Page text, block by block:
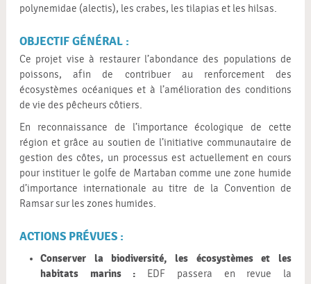
polynemidae (alectis), les crabes, les tilapias et les hilsas.
OBJECTIF GÉNÉRAL :
Ce projet vise à restaurer l’abondance des populations de
poissons, afin de contribuer au renforcement des
écosystèmes océaniques et à l’amélioration des conditions
de vie des pêcheurs côtiers.
En reconnaissance de l’importance écologique de cette
région et grâce au soutien de l’initiative communautaire de
gestion des côtes, un processus est actuellement en cours
pour instituer le golfe de Martaban comme une zone humide
d’importance internationale au titre de la Convention de
Ramsar sur les zones humides.
ACTIONS PRÉVUES :
Conserver la biodiversité, les écosystèmes et les
habitats marins : EDF passera en revue la